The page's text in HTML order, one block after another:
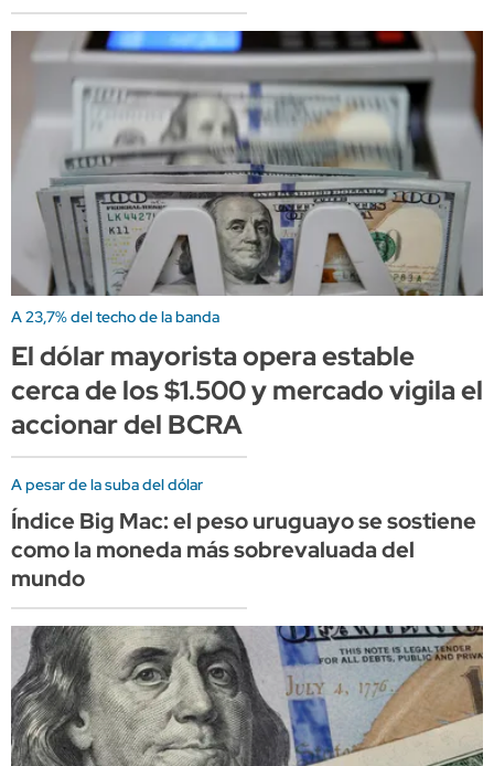
A 23,7% del techo de la banda
El dólar mayorista opera estable
cerca de los $1.500 y mercado vigila el
accionar del BCRA
A pesar de la suba del dólar
Índice Big Mac: el peso uruguayo se sostiene
como la moneda más sobrevaluada del
mundo